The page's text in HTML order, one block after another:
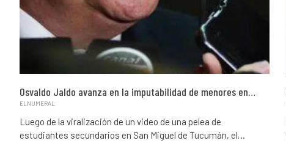
Osvaldo Jaldo avanza en la imputabilidad de menores en…
ELNUMERAL
Luego de la viralización de un video de una pelea de
estudiantes secundarios en San Miguel de Tucumán, el…